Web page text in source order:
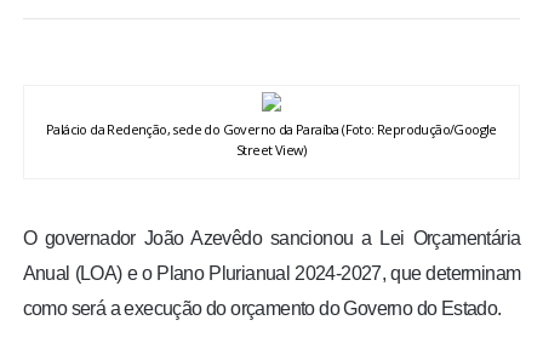
ENQUETE
TV LPB
Palácio da Redenção, sede do Governo da Paraíba (Foto: Reprodução/Google
Street View)
O governador João Azevêdo sancionou a Lei Orçamentária
Anual (LOA) e o Plano Plurianual 2024-2027, que determinam
como será a execução do orçamento do Governo do Estado.